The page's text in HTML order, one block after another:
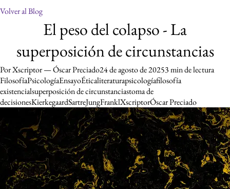
Volver al Blog
El peso del colapso - La
El peso del colapso - La
superposición de circunstancias
Por Xscriptor — Óscar Preciado24 de agosto de 20253 min de lectura
FilosofíaPsicologíaEnsayoÉticaliteraturapsicologíafilosofía
existencialsuperposición de circunstanciastoma de
decisionesKierkegaardSartreJungFranklXscriptorÓscar Preciado